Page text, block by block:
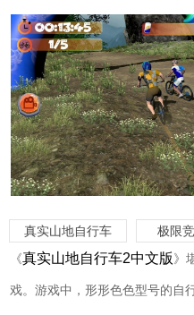
真实山地自行车 极限
《真实山地自行车2中文版》
戏。游戏中，形形色色型号的自